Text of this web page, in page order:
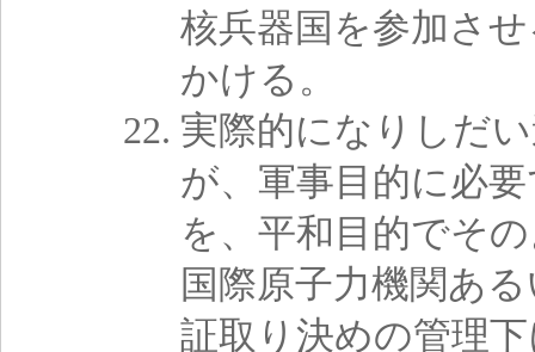
核兵器国を参加さ
かける。
実際的になりしだ
が、軍事目的に必
を、平和目的でそ
国際原子力機関あ
証取り決めの管理